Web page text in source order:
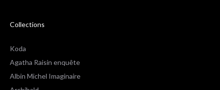
Collections
Koda
Agatha Raisin enquête
Albin Michel Imaginaire